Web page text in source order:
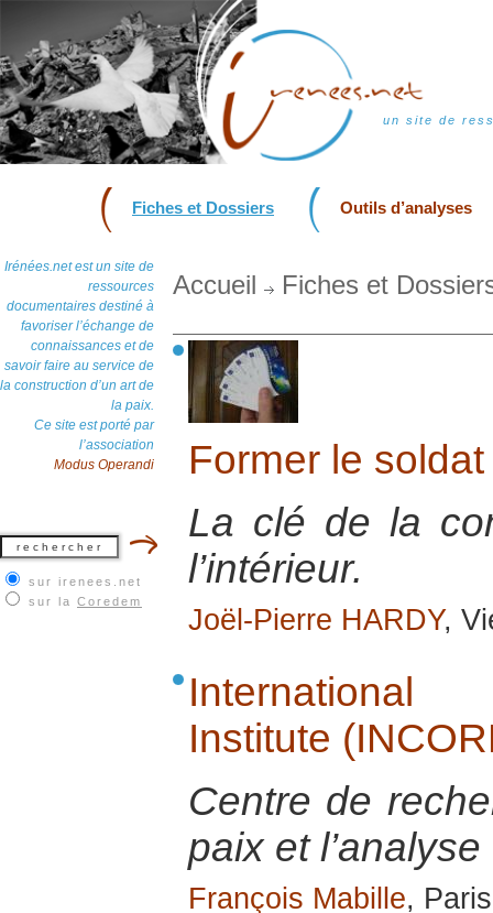
un site de
Fiches et Dossiers Outils d’analyses
Irénées.net est un site de
ressources
documentaires destiné à
favoriser l’échange de
connaissances et de
savoir faire au service de
la construction d’un art de
la paix.
Ce site est porté par
l’association
Modus Operandi
sur irenees.net
sur la Coredem
Accueil Fiches et
Former le
La clé de la
l’intérieur.
Joël-Pierre HARDY,
International
Institute
Centre de
paix et
François Mabille,